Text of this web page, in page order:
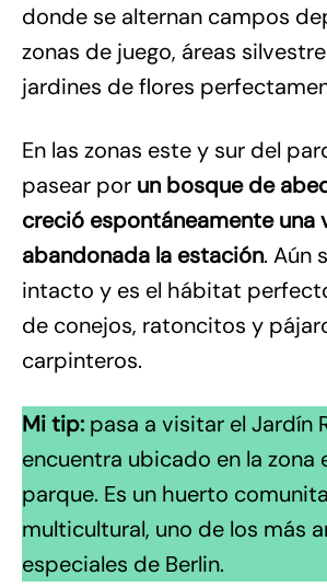
donde se alternan campos
zonas de juego, áreas
jardines de flores
En las zonas este y sur del
pasear por un bosque de
creció espontáneamente una
abandonada la estación. Aún
intacto y es el hábitat
de conejos, ratoncitos y
carpinteros.
Mi tip: pasa a visitar el Jardín
encuentra ubicado en la zona
parque. Es un huerto
multicultural, uno de los más
especiales de Berlin.